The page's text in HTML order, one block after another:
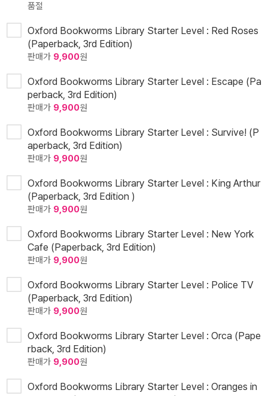
품절
Oxford Bookworms Library Starter Level : Red Roses
(Paperback, 3rd Edition)
판매가 9,900원
Oxford Bookworms Library Starter Level : Escape (Pa
perback, 3rd Edition)
판매가 9,900원
Oxford Bookworms Library Starter Level : Survive! (P
aperback, 3rd Edition)
판매가 9,900원
Oxford Bookworms Library Starter Level : King Arthur
(Paperback, 3rd Edition )
판매가 9,900원
Oxford Bookworms Library Starter Level : New York
Cafe (Paperback, 3rd Edition)
판매가 9,900원
Oxford Bookworms Library Starter Level : Police TV
(Paperback, 3rd Edition)
판매가 9,900원
Oxford Bookworms Library Starter Level : Orca (Pape
rback, 3rd Edition)
판매가 9,900원
Oxford Bookworms Library Starter Level : Oranges in